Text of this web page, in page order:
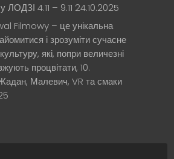
4.11 – 9.11 24.10.2025
Filmowy – це унікальна
і зрозуміти сучасне
які, попри величезні
процвітати, 10.
Малевич, VR та смаки